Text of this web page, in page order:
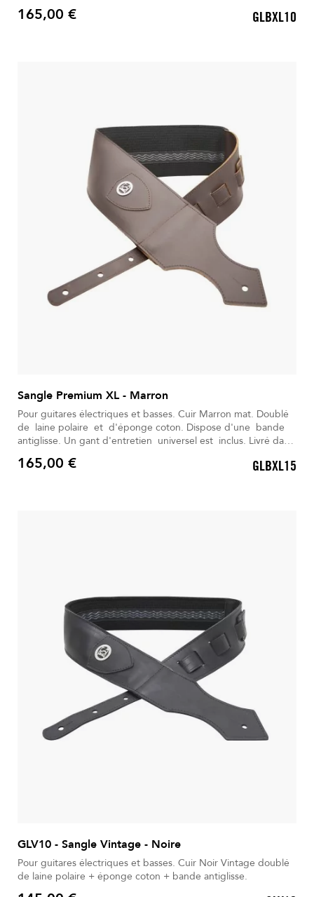
Prix
165,00 € GLBXL10
Sangle Premium XL - Marron
Pour guitares électriques et basses. Cuir Marron mat. Doublé
de laine polaire et d'éponge coton. Dispose d'une bande
antiglisse. Un gant d'entretien universel est inclus. Livré dans
Prix
165,00 € GLBXL15
GLV10 - Sangle Vintage - Noire
Pour guitares électriques et basses. Cuir Noir Vintage doublé
de laine polaire + éponge coton + bande antiglisse.